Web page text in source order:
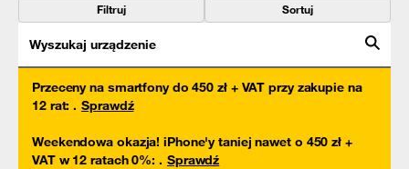
Filtruj Sortuj
Wyszukaj urządzenie
Przeceny na smartfony do 450 zł + VAT przy zakupie na
12 rat: . Sprawdź
Weekendowa okazja! iPhone'y taniej nawet o 450 zł +
VAT w 12 ratach 0%: . Sprawdź